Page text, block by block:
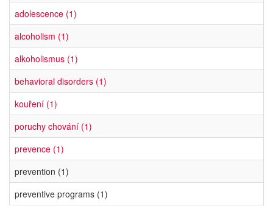
adolescence (1)
alcoholism (1)
alkoholismus (1)
behavioral disorders (1)
kouření (1)
poruchy chování (1)
prevence (1)
prevention (1)
preventive programs (1)